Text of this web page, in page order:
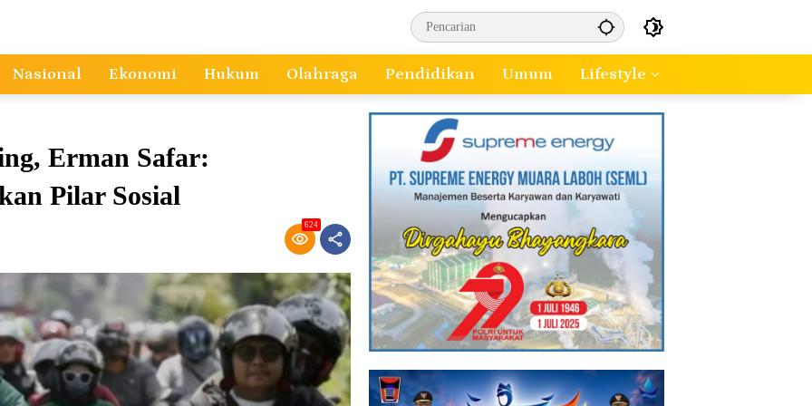
Nasional Ekonomi Hukum Olahraga Pendidikan Umum Lifestyle
Erman Safar:
Pilar Sosial
624